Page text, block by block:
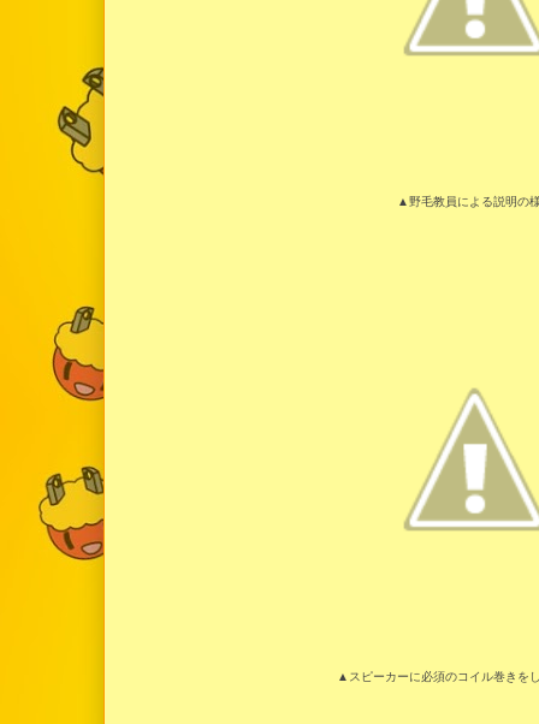
▲野毛教員による説明の
▲スピーカーに必須のコイル巻きを